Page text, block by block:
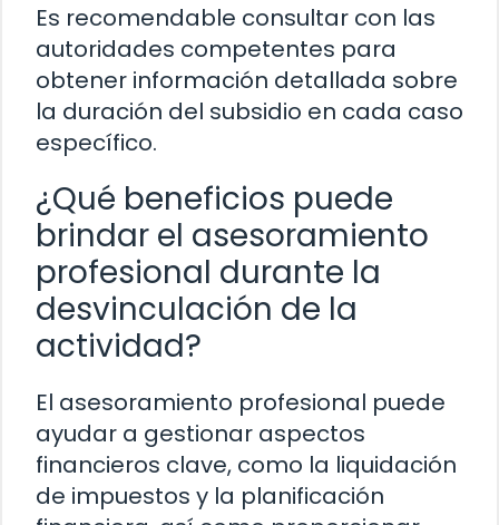
Es recomendable consultar con las
autoridades competentes para
obtener información detallada sobre
la duración del subsidio en cada caso
específico.
¿Qué beneficios puede
brindar el asesoramiento
profesional durante la
desvinculación de la
actividad?
El asesoramiento profesional puede
ayudar a gestionar aspectos
financieros clave, como la liquidación
de impuestos y la planificación